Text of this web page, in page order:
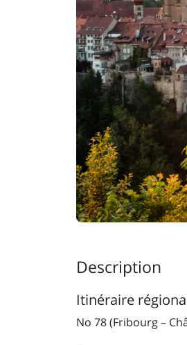
Description
Itinéraire
No 78 (Fribourg –